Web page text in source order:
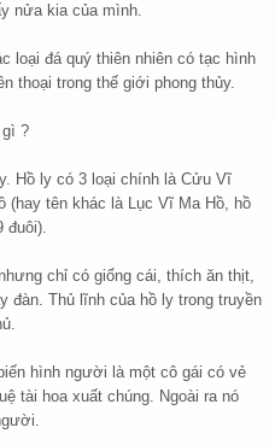
nửa kia của mình.
loại đá quý thiên nhiên có tạc hình
thoại trong thế giới phong thủy.
gì ?
Hồ ly có 3 loại chính là Cửu Vĩ
(hay tên khác là Lục Vĩ Ma Hồ, hồ
đuôi).
chỉ có giống cái, thích ăn thịt,
đàn. Thủ lĩnh của hồ ly trong truyền
hình người là một cô gái có vẻ
tài hoa xuất chúng. Ngoài ra nó